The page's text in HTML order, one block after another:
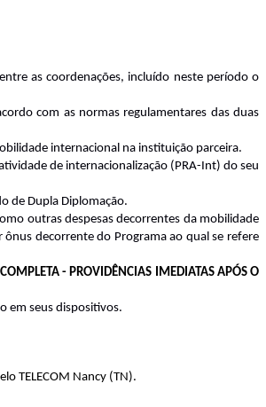
as coordenações, incluído neste período o
com as normas regulamentares das duas
internacional na instituição parceira.
de internacionalização (PRA-Int) do seu
de Dupla Diplomação.
outras despesas decorrentes da mobilidade
decorrente do Programa ao qual se refere
- PROVIDÊNCIAS IMEDIATAS APÓS O
em seus dispositivos.
TELECOM Nancy (TN).